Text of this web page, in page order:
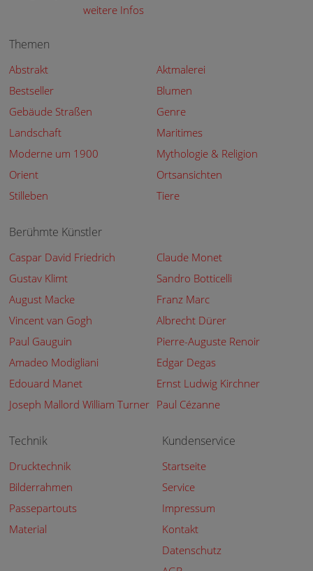
weitere Infos
Themen
Abstrakt
Aktmalerei
Bestseller
Blumen
Gebäude Straßen
Genre
Landschaft
Maritimes
Moderne um 1900
Mythologie & Religion
Orient
Ortsansichten
Stilleben
Tiere
Berühmte Künstler
Caspar David Friedrich
Claude Monet
Gustav Klimt
Sandro Botticelli
August Macke
Franz Marc
Vincent van Gogh
Albrecht Dürer
Paul Gauguin
Pierre-Auguste Renoir
Amadeo Modigliani
Edgar Degas
Edouard Manet
Ernst Ludwig Kirchner
Joseph Mallord William Turner Paul Cézanne
Technik
Drucktechnik
Bilderrahmen
Passepartouts
Material
Kundenservice
Startseite
Service
Impressum
Kontakt
Datenschutz